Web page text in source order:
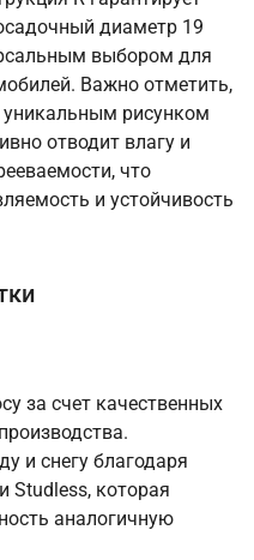
диаметр 19
выбором для
Важно отметить,
рисунком
отводит влагу и
что
и устойчивость
за счет качественных
и снегу благодаря
Studless, которая
аналогичную